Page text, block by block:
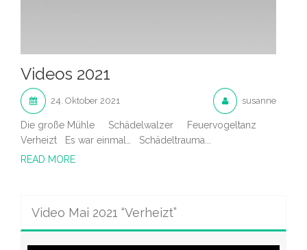
Videos 2021
24. Oktober 2021 susanne
Die große Mühle Schädelwalzer Feuervogeltanz
Verheizt Es war einmal… Schädeltrauma...
READ MORE
Video Mai 2021 “Verheizt”